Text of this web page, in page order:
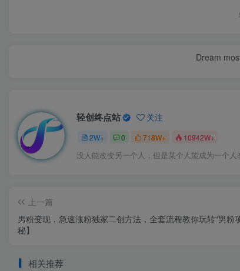
Dream
轻创终点站 关注
2W+ 0 718W+ 10942W+
没人能改变另一个人，但是某个人能成为一个人
上一篇
男粉变现，急速涨粉独家二创方法，全套流程教你玩转“男粉
秘】
相关推荐